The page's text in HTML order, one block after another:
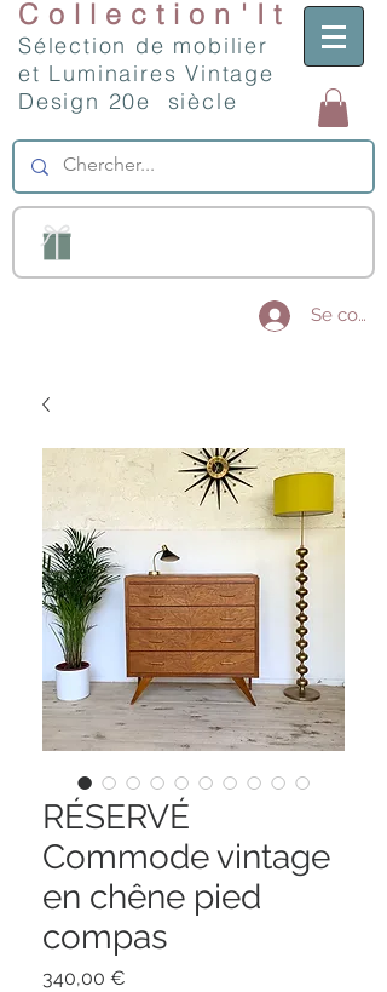
Collection'It
Sélection de mobilier
et Luminaires Vintage
Design 20e siècle
Se
RÉSERVÉ
Commode vintage
en chêne pied
compas
340,00 €